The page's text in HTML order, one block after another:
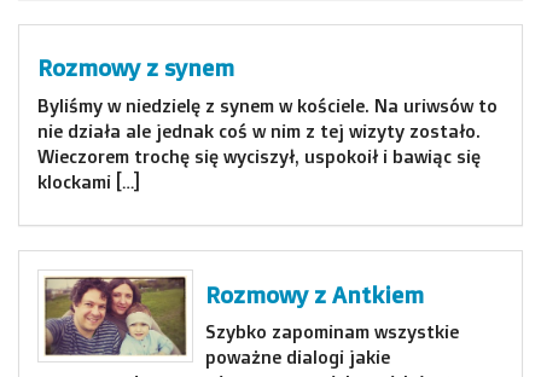
Rozmowy z synem
Byliśmy w niedzielę z synem w kościele. Na uriwsów to
nie działa ale jednak coś w nim z tej wizyty zostało.
Wieczorem trochę się wyciszył, uspokoił i bawiąc się
klockami […]
Rozmowy z Antkiem
Szybko zapominam wszystkie
poważne dialogi jakie